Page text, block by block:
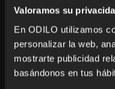
Valoramos su
En ODILO utilizamos
personalizar la web,
mostrarte publicidad
basándonos en tus
Nothing
It seems we can’t find
searching can help.